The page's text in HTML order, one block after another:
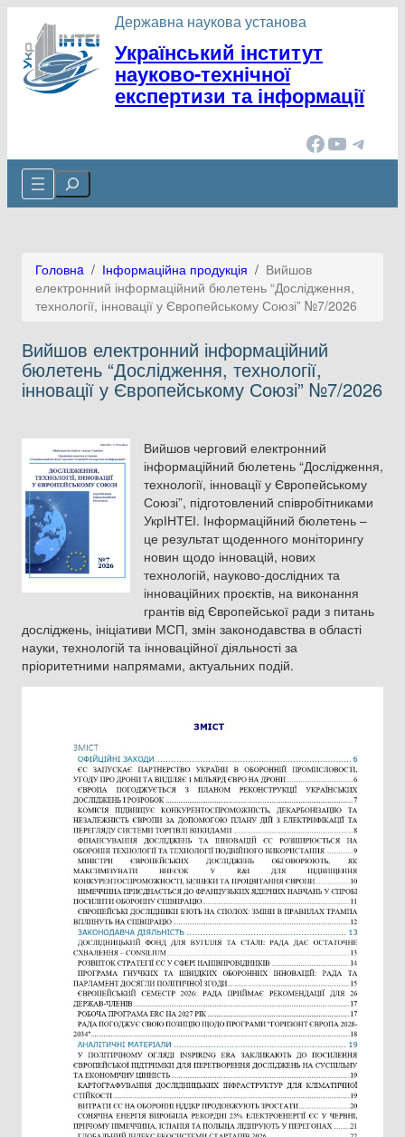
вмісту
Державна наукова установа
Український інститут
науково-технічної
експертизи та інформації
Facebook YouTube Telegram
Cerca
Головнa / Інформаційна продукція / Вийшов
електронний інформаційний бюлетень “Дослідження,
технології, інновації у Європейському Союзі” №7/2026
Вийшов електронний інформаційний
бюлетень “Дослідження, технології,
інновації у Європейському Союзі” №7/2026
Вийшов черговий електронний
інформаційний бюлетень “Дослідження,
технології, інновації у Європейському
Союзі”, підготовлений співробітниками
УкрІНТЕІ. Інформаційний бюлетень –
це результат щоденного моніторингу
новин щодо інновацій, нових
технологій, науково-дослідних та
інноваційних проєктів, на виконання
грантів від Європейської ради з питань
досліджень, ініціативи МСП, змін законодавства в області
науки, технологій та інноваційної діяльності за
пріоритетними напрямами, актуальних подій.